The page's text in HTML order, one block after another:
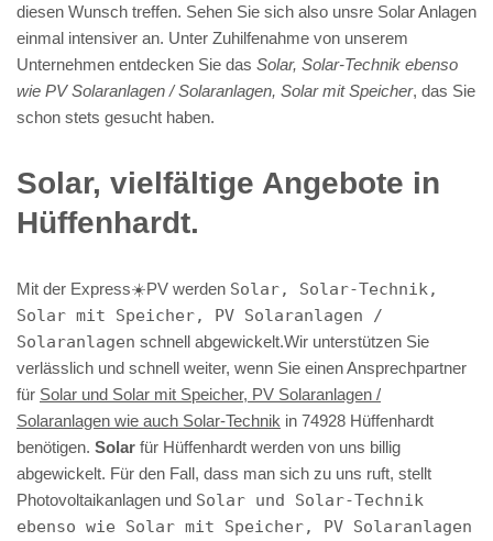
diesen Wunsch treffen. Sehen Sie sich also unsre Solar Anlagen
einmal intensiver an. Unter Zuhilfenahme von unserem
Unternehmen entdecken Sie das Solar, Solar-Technik ebenso
wie PV Solaranlagen / Solaranlagen, Solar mit Speicher, das Sie
schon stets gesucht haben.
Solar, vielfältige Angebote in
Hüffenhardt.
Mit der Express☀️PV️ werden Solar, Solar-Technik,
Solar mit Speicher, PV Solaranlagen /
Solaranlagen schnell abgewickelt.Wir unterstützen Sie
verlässlich und schnell weiter, wenn Sie einen Ansprechpartner
für Solar und Solar mit Speicher, PV Solaranlagen /
Solaranlagen wie auch Solar-Technik in 74928 Hüffenhardt
benötigen. Solar für Hüffenhardt werden von uns billig
abgewickelt. Für den Fall, dass man sich zu uns ruft, stellt
Photovoltaikanlagen und Solar und Solar-Technik
ebenso wie Solar mit Speicher, PV Solaranlagen